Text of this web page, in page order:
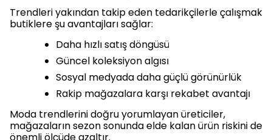
Trendleri yakından takip eden tedarikçilerle çalışmak
butiklere şu avantajları sağlar:
Daha hızlı satış döngüsü
Güncel koleksiyon algısı
Sosyal medyada daha güçlü görünürlük
Rakip mağazalara karşı rekabet avantajı
Moda trendlerini doğru yorumlayan üreticiler,
mağazaların sezon sonunda elde kalan ürün riskini de